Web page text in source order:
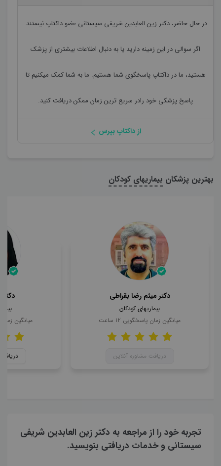
در حال حاضر،دکتر زین العابدین شریفی سیستانی عضو داکتاپ نیستند.
اگر سوالی در این زمینه دارید یا به دنبال اطلاعات بیشتری از پزشک
هستید، ما در داکتاپ پاسخگوی شما هستیم. ما به شما کمک میکنیم تا
پاسخ پزشکی خود رادر سریع ترین زمان ممکن دریافت کنید.
از داکتاپ بپرس
بهترین پزشکان بیماریهای کودکان
دکتر میثم رضا بقراطی
بیماریهای کودکان
میانگین زمان پاسخگویی 12 ساعت
دریافت مشاوره آنلاین
میانگین
تجربه خود را از مراجعه به دکتر زین العابدین شریفی
سیستانی و خدمات دریافتی بنویسید.